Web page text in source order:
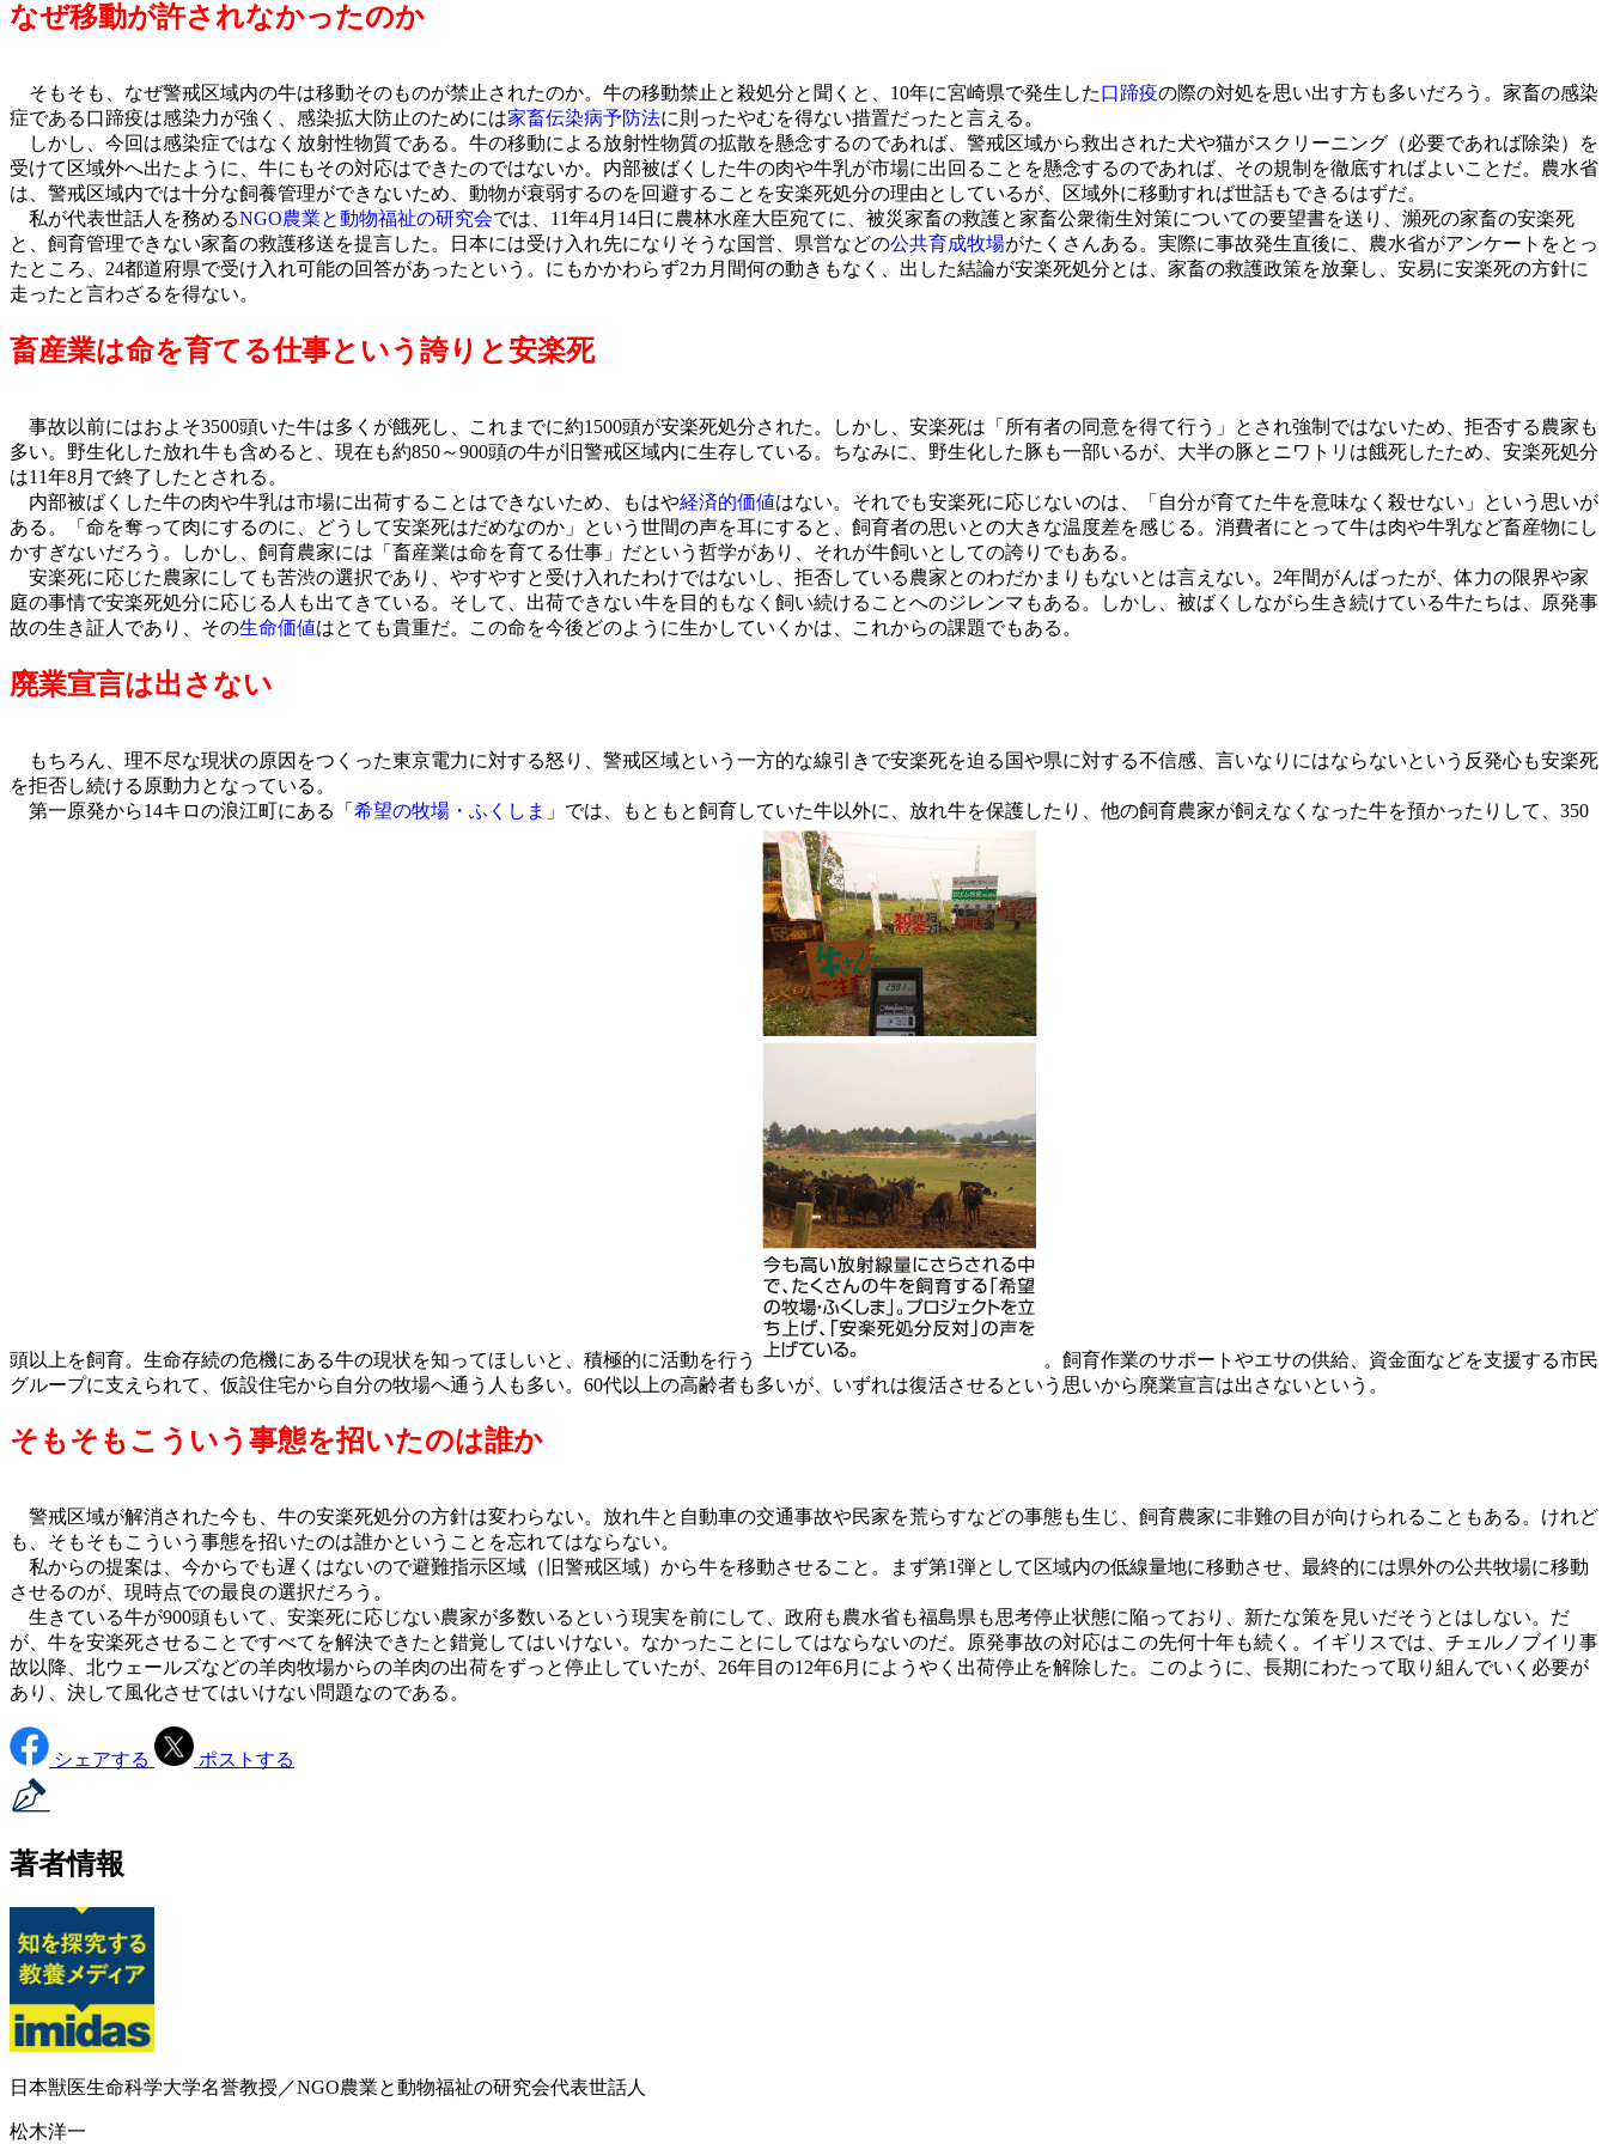
なぜ移動が許されなかったのか
そもそも、なぜ警戒区域内の牛は移動そのものが禁止されたのか。牛の移動禁止と殺処分と聞くと、10年に宮崎県で発生した口蹄疫の際の対処を思い出す方も多いだろう。家畜の感染
症である口蹄疫は感染力が強く、感染拡大防止のためには家畜伝染病予防法に則ったやむを得ない措置だったと言える。
しかし、今回は感染症ではなく放射性物質である。牛の移動による放射性物質の拡散を懸念するのであれば、警戒区域から救出された犬や猫がスクリーニング（必要であれば除染）を
受けて区域外へ出たように、牛にもその対応はできたのではないか。内部被ばくした牛の肉や牛乳が市場に出回ることを懸念するのであれば、その規制を徹底すればよいことだ。農水省
は、警戒区域内では十分な飼養管理ができないため、動物が衰弱するのを回避することを安楽死処分の理由としているが、区域外に移動すれば世話もできるはずだ。
私が代表世話人を務めるNGO農業と動物福祉の研究会では、11年4月14日に農林水産大臣宛てに、被災家畜の救護と家畜公衆衛生対策についての要望書を送り、瀕死の家畜の安楽死
と、飼育管理できない家畜の救護移送を提言した。日本には受け入れ先になりそうな国営、県営などの公共育成牧場がたくさんある。実際に事故発生直後に、農水省がアンケートをとっ
たところ、24都道府県で受け入れ可能の回答があったという。にもかかわらず2カ月間何の動きもなく、出した結論が安楽死処分とは、家畜の救護政策を放棄し、安易に安楽死の方針に
走ったと言わざるを得ない。
畜産業は命を育てる仕事という誇りと安楽死
事故以前にはおよそ3500頭いた牛は多くが餓死し、これまでに約1500頭が安楽死処分された。しかし、安楽死は「所有者の同意を得て行う」とされ強制ではないため、拒否する農家も
多い。野生化した放れ牛も含めると、現在も約850～900頭の牛が旧警戒区域内に生存している。ちなみに、野生化した豚も一部いるが、大半の豚とニワトリは餓死したため、安楽死処分
は11年8月で終了したとされる。
内部被ばくした牛の肉や牛乳は市場に出荷することはできないため、もはや経済的価値はない。それでも安楽死に応じないのは、「自分が育てた牛を意味なく殺せない」という思いが
ある。「命を奪って肉にするのに、どうして安楽死はだめなのか」という世間の声を耳にすると、飼育者の思いとの大きな温度差を感じる。消費者にとって牛は肉や牛乳など畜産物にし
かすぎないだろう。しかし、飼育農家には「畜産業は命を育てる仕事」だという哲学があり、それが牛飼いとしての誇りでもある。
安楽死に応じた農家にしても苦渋の選択であり、やすやすと受け入れたわけではないし、拒否している農家とのわだかまりもないとは言えない。2年間がんばったが、体力の限界や家
庭の事情で安楽死処分に応じる人も出てきている。そして、出荷できない牛を目的もなく飼い続けることへのジレンマもある。しかし、被ばくしながら生き続けている牛たちは、原発事
故の生き証人であり、その生命価値はとても貴重だ。この命を今後どのように生かしていくかは、これからの課題でもある。
廃業宣言は出さない
もちろん、理不尽な現状の原因をつくった東京電力に対する怒り、警戒区域という一方的な線引きで安楽死を迫る国や県に対する不信感、言いなりにはならないという反発心も安楽死
を拒否し続ける原動力となっている。
第一原発から14キロの浪江町にある「 希望の牧場・ふくしま 」では、もともと飼育していた牛以外に、放れ牛を保護したり、他の飼育農家が飼えなくなった牛を預かったりして、350
頭以上を飼育。生命存続の危機にある牛の現状を知ってほしいと、積極的に活動を行う
。飼育作業のサポートやエサの供給、資金面などを支援する市民
グループに支えられて、仮設住宅から自分の牧場へ通う人も多い。60代以上の高齢者も多いが、いずれは復活させるという思いから廃業宣言は出さないという。
そもそもこういう事態を招いたのは誰か
警戒区域が解消された今も、牛の安楽死処分の方針は変わらない。放れ牛と自動車の交通事故や民家を荒らすなどの事態も生じ、飼育農家に非難の目が向けられることもある。けれど
も、そもそもこういう事態を招いたのは誰かということを忘れてはならない。
私からの提案は、今からでも遅くはないので避難指示区域（旧警戒区域）から牛を移動させること。まず第1弾として区域内の低線量地に移動させ、最終的には県外の公共牧場に移動
させるのが、現時点での最良の選択だろう。
生きている牛が900頭もいて、安楽死に応じない農家が多数いるという現実を前にして、政府も農水省も福島県も思考停止状態に陥っており、新たな策を見いだそうとはしない。だ
が、牛を安楽死させることですべてを解決できたと錯覚してはいけない。なかったことにしてはならないのだ。原発事故の対応はこの先何十年も続く。イギリスでは、チェルノブイリ事
故以降、北ウェールズなどの羊肉牧場からの羊肉の出荷をずっと停止していたが、26年目の12年6月にようやく出荷停止を解除した。このように、長期にわたって取り組んでいく必要が
あり、決して風化させてはいけない問題なのである。
シェアする ポストする
著者情報
日本獣医生命科学大学名誉教授／NGO農業と動物福祉の研究会代表世話人
松木洋一